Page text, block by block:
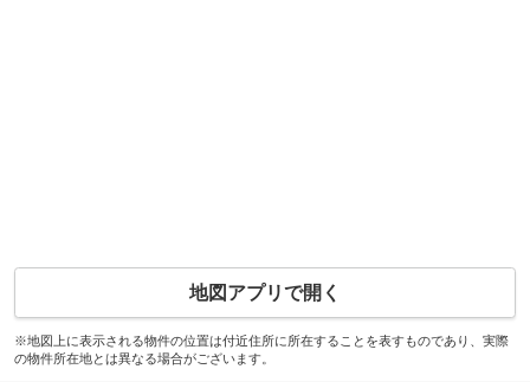
地図アプリで開く
※地図上に表示される物件の位置は付近住所に所在することを表すものであり、実際
の物件所在地とは異なる場合がございます。